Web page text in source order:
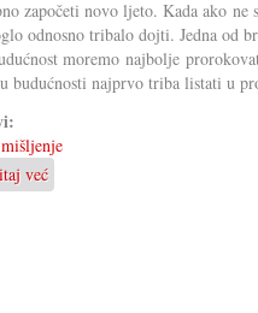
znatno
bolje
tribali
biti
započeti novo ljeto. Kada ako
odnosno tribalo dojti. Jedna od
moremo najbolje
budućnosti najprvo triba listati u
već
U